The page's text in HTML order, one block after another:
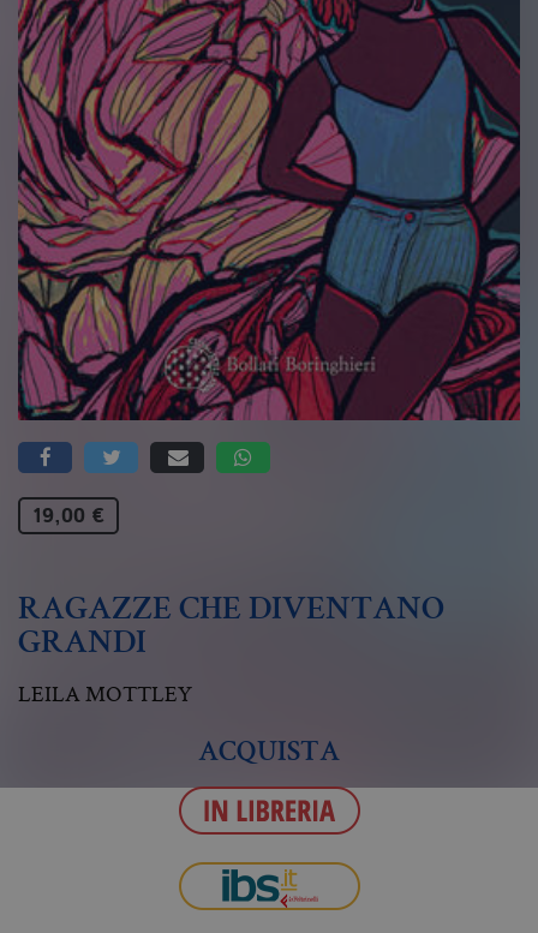
19,00 €
RAGAZZE CHE DIVENTANO
GRANDI
LEILA MOTTLEY
ACQUISTA